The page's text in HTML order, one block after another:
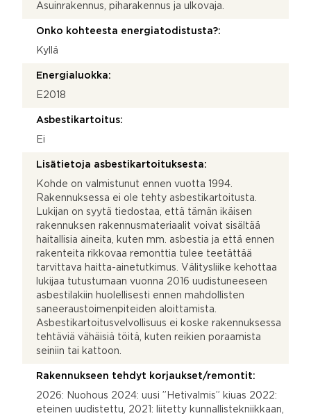
Asuinrakennus, piharakennus ja ulkovaja.
Onko kohteesta energiatodistusta?:
Kyllä
Energialuokka:
E2018
Asbestikartoitus:
Ei
Lisätietoja asbestikartoituksesta:
Kohde on valmistunut ennen vuotta 1994.
Rakennuksessa ei ole tehty asbestikartoitusta.
Lukijan on syytä tiedostaa, että tämän ikäisen
rakennuksen rakennusmateriaalit voivat sisältää
haitallisia aineita, kuten mm. asbestia ja että ennen
rakenteita rikkovaa remonttia tulee teetättää
tarvittava haitta-ainetutkimus. Välitysliike kehottaa
lukijaa tutustumaan vuonna 2016 uudistuneeseen
asbestilakiin huolellisesti ennen mahdollisten
saneeraustoimenpiteiden aloittamista.
Asbestikartoitusvelvollisuus ei koske rakennuksessa
tehtäviä vähäisiä töitä, kuten reikien poraamista
seiniin tai kattoon.
Rakennukseen tehdyt korjaukset/remontit:
2026: Nuohous 2024: uusi ”Hetivalmis” kiuas 2022:
eteinen uudistettu, 2021: liitetty kunnallistekniikkaan,